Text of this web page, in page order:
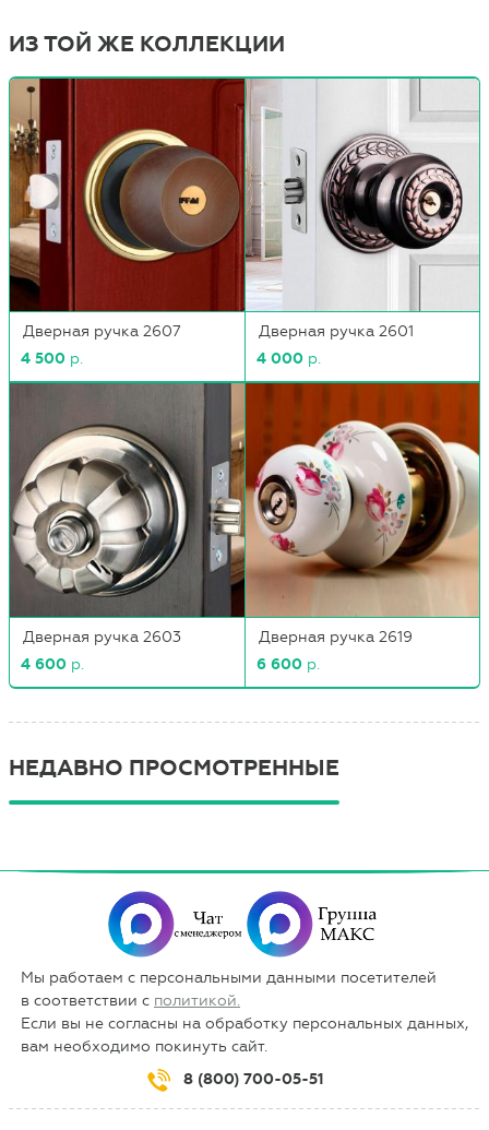
ИЗ ТОЙ ЖЕ КОЛЛЕКЦИИ
Дверная ручка 2607
4 500 р.
Дверная ручка 2601
4 000 р.
Дверная ручка 2603
4 600 р.
Дверная ручка 2619
6 600 р.
НЕДАВНО ПРОСМОТРЕННЫЕ
Мы работаем с персональными данными посетителей
в соответствии с политикой.
Если вы не согласны на обработку персональных данных,
вам необходимо покинуть сайт.
8 (800) 700-05-51